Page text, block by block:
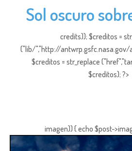
Sol oscuro
credits)); $creditos =
("lib/","http://
$creditos = str_replace
$creditos); ?>
imagen)) { echo $post-